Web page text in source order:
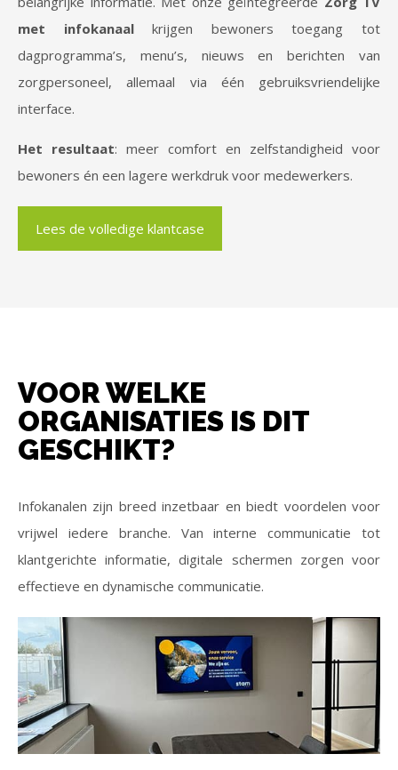
met infokanaalkrijgen bewoners toegang tot
dagprogramma’s, menu’s, nieuws en berichten van
zorgpersoneel, allemaal via één gebruiksvriendelijke
interface.
Het resultaat: meer comfort en zelfstandigheid voor
bewoners én een lagere werkdruk voor medewerkers.
Lees de volledige klantcase
VOOR WELKE
ORGANISATIES IS DIT
GESCHIKT?
Infokanalen zijn breed inzetbaar en biedt voordelen voor
vrijwel iedere branche. Van interne communicatie tot
klantgerichte informatie, digitale schermen zorgen voor
effectieve en dynamische communicatie.